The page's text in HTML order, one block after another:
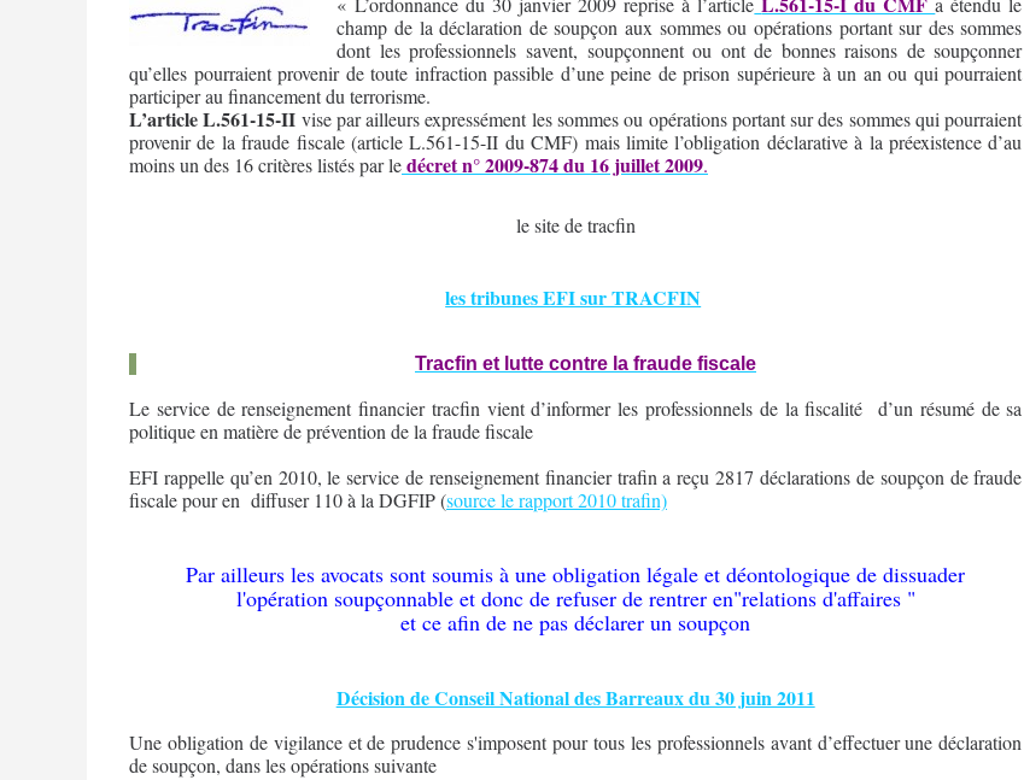
champ de la déclaration de soupçon aux sommes ou opérations portant sur des sommes
dont les professionnels savent, soupçonnent ou ont de bonnes raisons de soupçonner
qu’elles pourraient provenir de toute infraction passible d’une peine de prison supérieure à un an ou qui pourraient
participer au financement du terrorisme.
L’article L.561-15-II vise par ailleurs expressément les sommes ou opérations portant sur des sommes qui pourraient
provenir de la fraude fiscale (article L.561-15-II du CMF) mais limite l’obligation déclarative à la préexistence d’au
moins un des 16 critères listés par ledécret n° 2009-874 du 16 juillet 2009.
le site de tracfin
les tribunes EFI sur TRACFIN
Tracfin et lutte contre la fraude fiscale
Le service de renseignement financier tracfin vient d’informer les professionnels de la fiscalité
d’un résumé de sa
politique en matière de prévention de la fraude fiscale
EFI rappelle qu’en 2010, le service de renseignement financier trafin a reçu 2817 déclarations de soupçon de fraude
fiscale pour en diffuser 110 à la DGFIP (source le rapport 2010 trafin)
Par ailleurs les avocats sont soumis à une obligation légale et déontologique de dissuader
l'opération soupçonnable et donc de refuser de rentrer en"relations d'affaires "
et ce afin de ne pas déclarer un soupçon
Décision de Conseil National des Barreaux du 30 juin 2011
Une obligation de vigilance et de prudence s'imposent pour tous les professionnels avant d’effectuer une déclaration
de soupçon, dans les opérations suivante